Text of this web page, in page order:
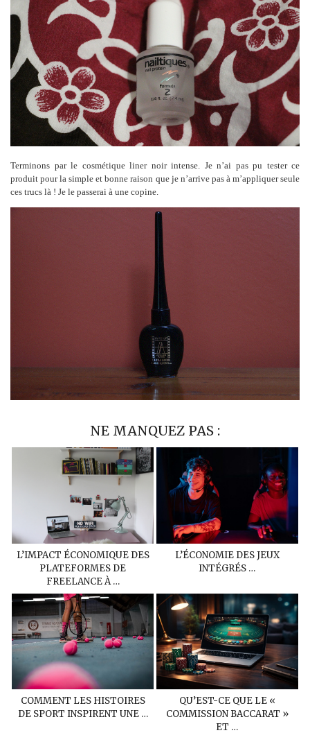
Terminons par le cosmétique liner noir intense. Je n’ai pas pu tester ce
produit pour la simple et bonne raison que je n’arrive pas à m’appliquer seule
ces trucs là ! Je le passerai à une copine.
NE MANQUEZ PAS :
L’IMPACT ÉCONOMIQUE DES
PLATEFORMES DE
FREELANCE À …
L’ÉCONOMIE DES JEUX
INTÉGRÉS …
COMMENT LES HISTOIRES
DE SPORT INSPIRENT UNE …
QU’EST-CE QUE LE «
COMMISSION BACCARAT »
ET …